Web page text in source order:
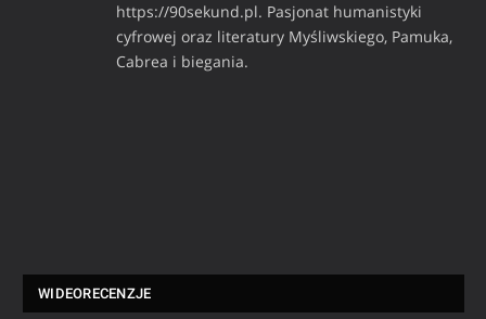
https://90sekund.pl. Pasjonat humanistyki
cyfrowej oraz literatury Myśliwskiego, Pamuka,
Cabrea i biegania.
WIDEORECENZJE